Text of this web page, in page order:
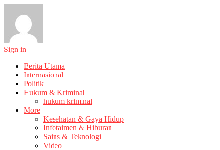
Sign in
Berita Utama
Internasional
Politik
Hukum & Kriminal
hukum kriminal
More
Kesehatan & Gaya Hidup
Infotaimen & Hiburan
Sains & Teknologi
Video